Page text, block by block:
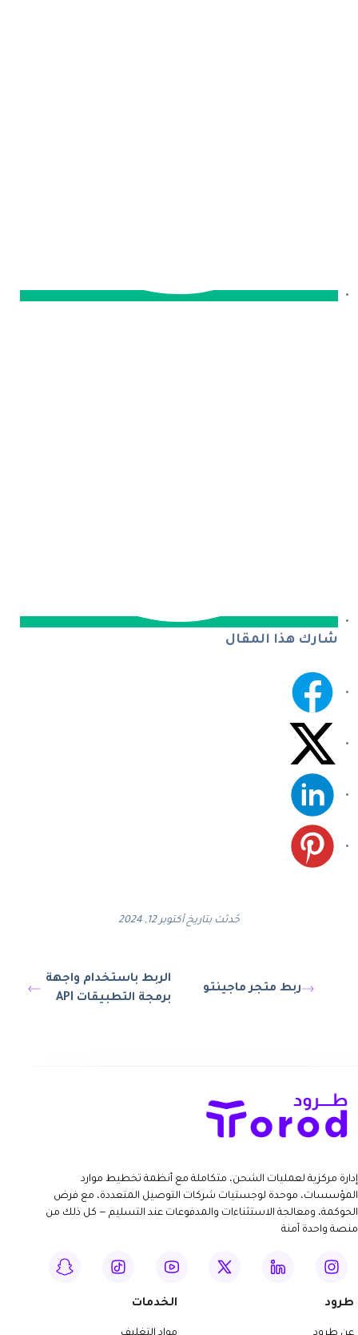
شارك هذا المقال
حُدثت بتاريخ أكتوبر 12, 2024
ربط متجر ماجينتو
الربط باستخدام واجهة
برمجة التطبيقات API
إدارة مركزية لعمليات الشحن، متكاملة مع أنظمة تخطيط موارد
المؤسسات، موحدة لوجستيات شركات التوصيل المتعددة، مع فرض
الحوكمة، ومعالجة الاستثناءات والمدفوعات عند التسليم — كل ذلك من
منصة واحدة آمنة
طرود الخدمات